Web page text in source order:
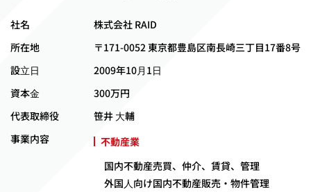
社名
株式会社 RAID
所在地
〒171-0052 東京都豊島区南長崎三丁目17番8号
設⽴⽇
2009年10⽉1⽇
資本⾦
300万円
代表取締役
笹井 ⼤輔
事業内容
不動産業
国内不動産売買、仲介、賃貸、管理
外国⼈向け国内不動産販売・物件管理